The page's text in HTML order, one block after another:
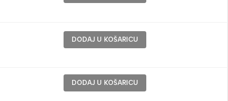
DODAJ U KOŠARICU
DODAJ U KOŠARICU